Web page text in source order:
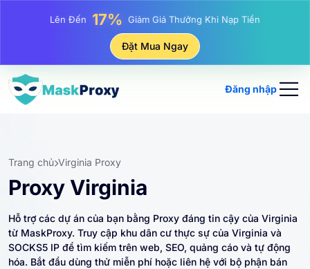
Lên Đến 25% Giảm Giá Khi Mua Hàng IP Tĩnh
Giảm Giá Khi Mua Hàng IP Luân Phiên
Đặt Mua Ngay
Đăng nhập
Trang chủ Virginia Proxy
Proxy Virginia
Hỗ trợ các dự án của bạn bằng Proxy đáng tin cậy của Virginia
từ MaskProxy. Truy cập khu dân cư thực sự của Virginia và
SOCKS5 IP để tìm kiếm trên web, SEO, quảng cáo và tự động
hóa. Bắt đầu dùng thử miễn phí hoặc liên hệ với bộ phận bán